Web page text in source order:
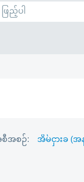
အစဉ်: